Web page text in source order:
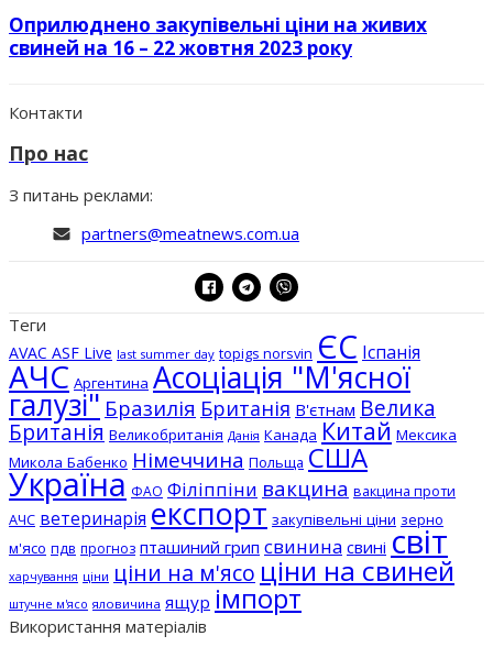
Оприлюднено закупівельні ціни на живих
свиней на 16 – 22 жовтня 2023 року
Контакти
Про нас
З питань реклами:
partners@meatnews.com.ua
Теги
AVAC ASF Live last summer day topigs norsvin ЄС Іспанія
АЧС Аргентина Асоціація "М'ясної
галузі" Бразилія Британія В'єтнам Велика
Британія Великобританія Данія Канада Китай Мексика
Микола Бабенко Німеччина Польща США
Україна ФАО Філіппіни вакцина вакцина проти
АЧС ветеринарія експорт закупівельні ціни зерно
м'ясо пдв прогноз пташиний грип свинина свині світ
харчування ціни ціни на м'ясо ціни на свиней
штучне м'ясо яловичина ящур імпорт
Використання матеріалів